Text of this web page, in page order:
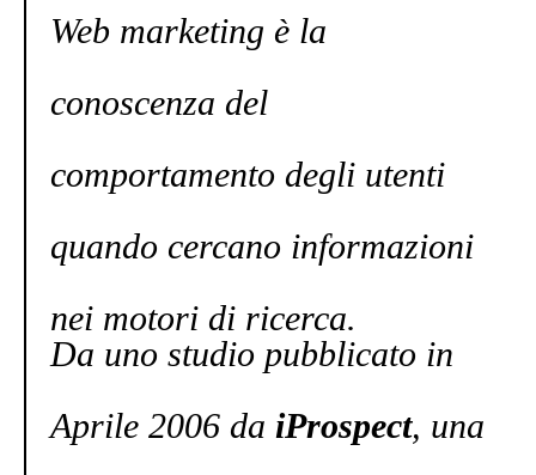
Web marketing è la
conoscenza del
comportamento degli utenti
quando cercano informazioni
nei motori di ricerca.
Da uno studio pubblicato in
Aprile 2006 da iProspect, una